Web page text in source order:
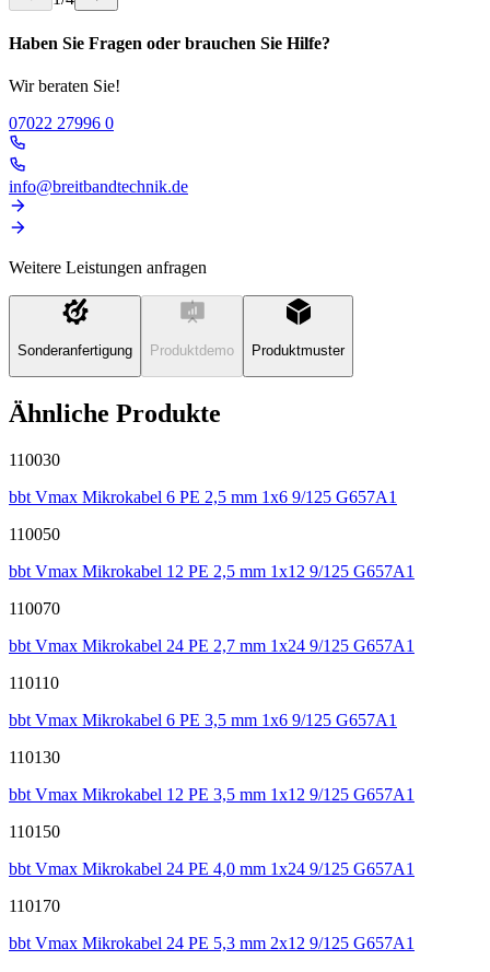
Haben Sie Fragen oder brauchen Sie Hilfe?
Wir beraten Sie!
07022 27996 0
info@breitbandtechnik.de
Weitere Leistungen anfragen
Sonderanfertigung Produktdemo Produktmuster
Ähnliche Produkte
110030
bbt Vmax Mikrokabel 6 PE 2,5 mm 1x6 9/125 G657A1
110050
bbt Vmax Mikrokabel 12 PE 2,5 mm 1x12 9/125 G657A1
110070
bbt Vmax Mikrokabel 24 PE 2,7 mm 1x24 9/125 G657A1
110110
bbt Vmax Mikrokabel 6 PE 3,5 mm 1x6 9/125 G657A1
110130
bbt Vmax Mikrokabel 12 PE 3,5 mm 1x12 9/125 G657A1
110150
bbt Vmax Mikrokabel 24 PE 4,0 mm 1x24 9/125 G657A1
110170
bbt Vmax Mikrokabel 24 PE 5,3 mm 2x12 9/125 G657A1